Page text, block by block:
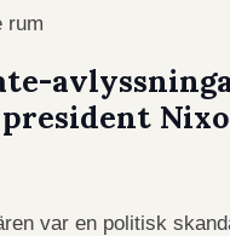
var en politisk